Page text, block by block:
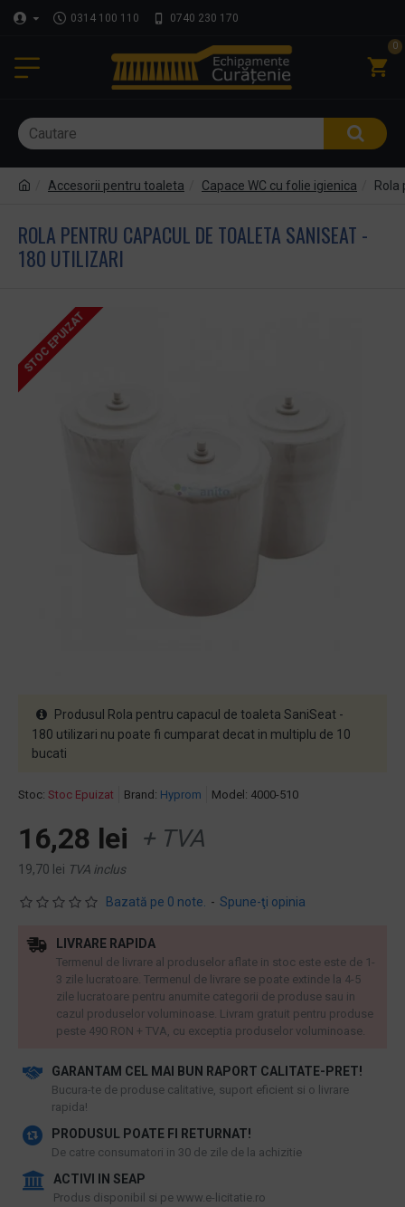
0314 100 110 0740 230 170
0
Accesorii pentru toaleta Capace WC cu folie igienica Rola
ROLA PENTRU CAPACUL DE TOALETA SANISEAT -
180 UTILIZARI
STOC EPUIZAT
Stoc: Stoc Epuizat Brand: Hyprom Model: 4000-510
Bazată pe 0 note. - Spune-ţi opinia
16,28 lei + TVA
19,70 lei TVA inclus
Produsul Rola pentru capacul de toaleta SaniSeat -
180 utilizari nu poate fi cumparat decat in multiplu de 10
bucati
GARANTAM CEL MAI BUN RAPORT CALITATE-PRET!
​Bucura-te de produse calitative, suport eficient si o livrare
rapida!
PRODUSUL POATE FI RETURNAT!
De catre consumatori in 30 de zile de la achizitie
ACTIVI IN SEAP
Produs disponibil si pe www.e-licitatie.ro
LIVRARE RAPIDA
Termenul de livrare al produselor aflate in stoc este este de 1-
3 zile lucratoare. Termenul de livrare se poate extinde la 4-5
zile lucratoare pentru anumite categorii de produse sau in
cazul produselor voluminoase. Livram gratuit pentru produse
peste 490 RON + TVA, cu exceptia produselor voluminoase.